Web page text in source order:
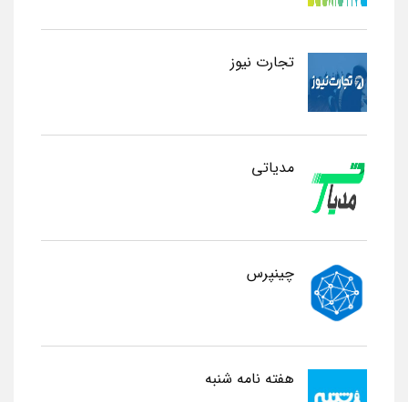
تجارت نیوز
مدیاتی
چینپرس
هفته نامه شنبه